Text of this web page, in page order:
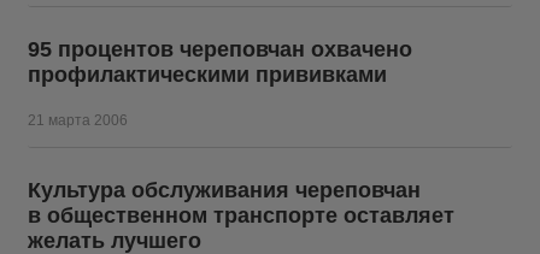
95 процентов череповчан охвачено
профилактическими прививками
21 марта 2006
Культура обслуживания череповчан
в общественном транспорте оставляет
желать лучшего